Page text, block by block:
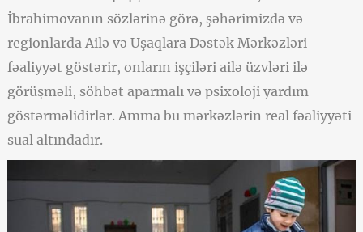
İbrahimovanın sözlərinə görə, şəhərimizdə və
regionlarda Ailə və Uşaqlara Dəstək Mərkəzləri
fəaliyyət göstərir, onların işçiləri ailə üzvləri ilə
görüşməli, söhbət aparmalı və psixoloji yardım
göstərməlidirlər. Amma bu mərkəzlərin real fəaliyyəti
sual altındadır.